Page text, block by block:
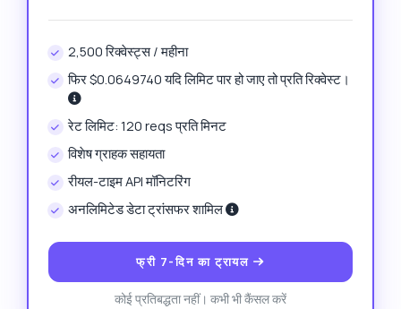
2,500 रिक्वेस्ट्स / महीना
फिर $0.0649740 यदि लिमिट पार हो जाए तो प्रति रिक्वेस्ट।
रेट लिमिट: 120 reqs प्रति मिनट
विशेष ग्राहक सहायता
रीयल-टाइम API मॉनिटरिंग
अनलिमिटेड डेटा ट्रांसफर शामिल
फ्री 7-दिन का ट्रायल
कोई प्रतिबद्धता नहीं। कभी भी कैंसल करें